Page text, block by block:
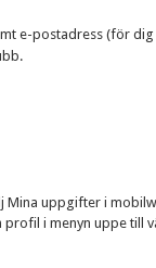
e-postadress (för
Mina uppgifter i
profil i menyn uppe till